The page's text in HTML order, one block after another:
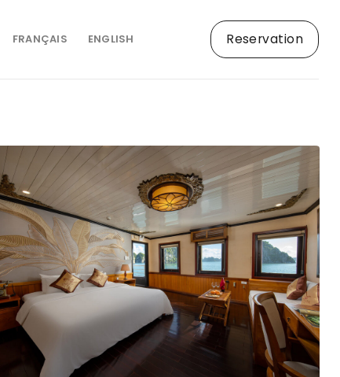
FRANÇAIS ENGLISH Reservation